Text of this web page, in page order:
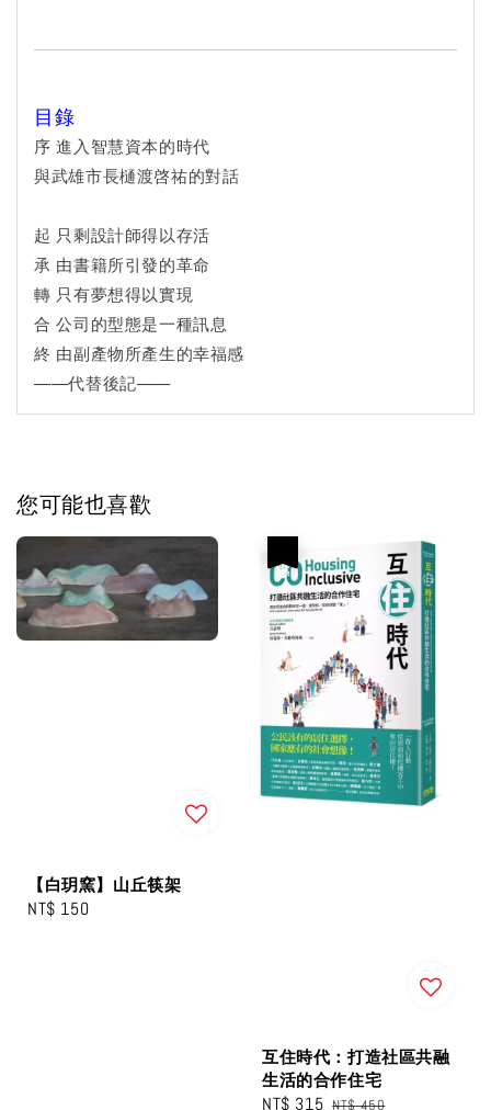
目錄
序 進入智慧資本的時代
與武雄市長樋渡啓祐的對話
起 只剩設計師得以存活
承 由書籍所引發的革命
轉 只有夢想得以實現
合 公司的型態是一種訊息
終 由副產物所產生的幸福感
——代替後記——
您可能也喜歡
【白玥窯】山丘筷架
Regular
NT$ 150
互住時代：打造社區共融
生活的合作住宅
Sale
NT$ 315 Regular
NT$ 450